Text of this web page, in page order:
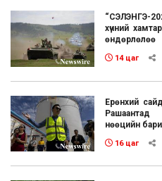
“СЭЛЭНГЭ-
хүчний
өндөрлөлөө
14 цаг
Ерөнхий
нөөцийн
16 цаг